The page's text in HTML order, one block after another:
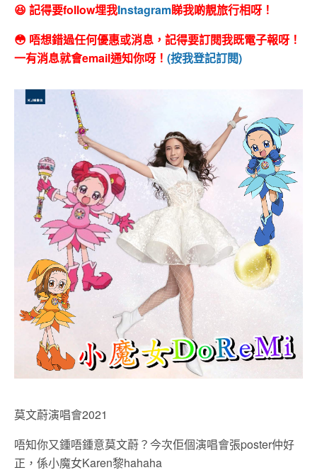
😆 記得要follow埋我Instagram睇我啲靚旅行相呀！
😳 唔想錯過任何優惠或消息，記得要訂閱我既電子報呀！
一有消息就會email通知你呀！ (按我登記訂閱)
莫文蔚演唱會2021
唔知你又鍾唔鍾意莫文蔚？今次佢個演唱會張poster仲好
正，係小魔女Karen黎hahaha